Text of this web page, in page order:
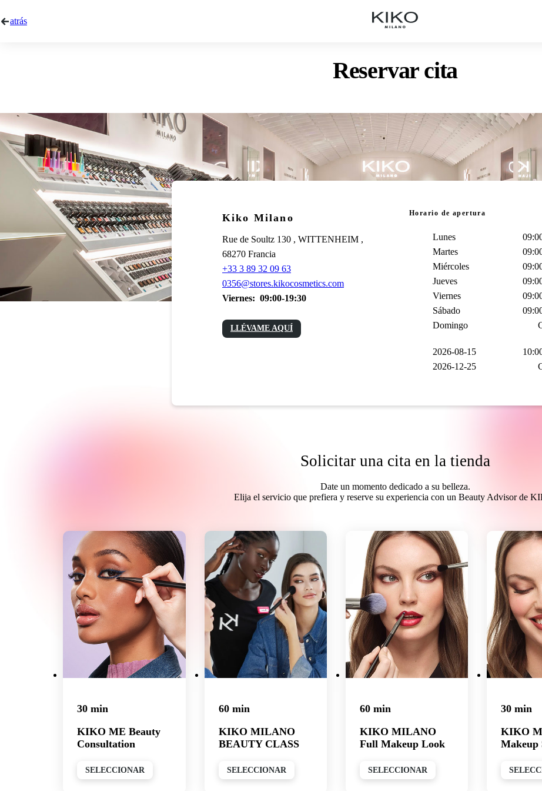
atrás
Reservar cita
Kiko Milano
Rue de Soultz 130 , WITTENHEIM ,
68270 Francia
+33 3 89 32 09 63
0356@stores.kikocosmetics.com
Viernes: 09:00-19:30
LLÉVAME AQUÍ
Horario de apertura
Lunes
Martes
Miércoles
Jueves
Viernes
Sábado
Domingo
2026-08-15
2026-12-25
Solicitar una cita en la tienda
Date un momento dedicado a su belleza.
Elija el servicio que prefiera y reserve su experiencia con un Beauty Advisor de
30 min
KIKO ME Beauty
Consultation
SELECCIONAR
60 min
KIKO MILANO
BEAUTY CLASS
SELECCIONAR
60 min
KIKO MILANO
Full Makeup Look
SELECCIONAR
30 min
KIKO
Makeup